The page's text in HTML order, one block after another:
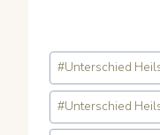
Schlagworte:
#Unterschied
#Unterschied